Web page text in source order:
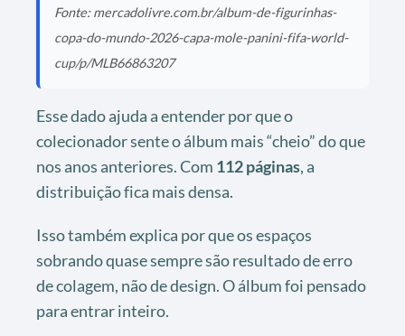
Fonte: mercadolivre.com.br/album-de-figurinhas-
copa-do-mundo-2026-capa-mole-panini-fifa-world-
cup/p/MLB66863207
Esse dado ajuda a entender por que o
colecionador sente o álbum mais “cheio” do que
nos anos anteriores. Com 112 páginas, a
distribuição fica mais densa.
Isso também explica por que os espaços
sobrando quase sempre são resultado de erro
de colagem, não de design. O álbum foi pensado
para entrar inteiro.